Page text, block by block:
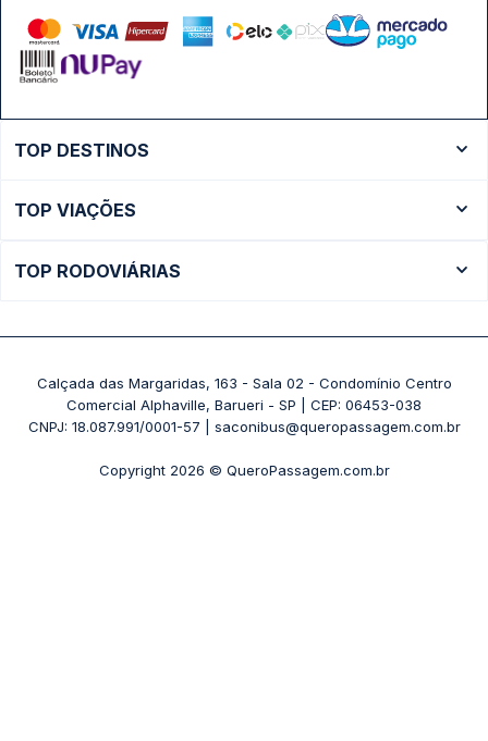
TOP DESTINOS
Ônibus São Paulo
TOP VIAÇÕES
Passagens Pássaro Marron
+ Viações
TOP RODOVIÁRIAS
Rodoviária Belo Horizonte - Gov. Israel Pinheiro (Tergip)
Rodoviária Curitiba
+ Rodoviárias
Calçada das Margaridas, 163 - Sala 02 - Condomínio Centro
Comercial Alphaville, Barueri - SP | CEP: 06453-038
CNPJ: 18.087.991/0001-57 | saconibus@queropassagem.com.br
Copyright 2026 © QueroPassagem.com.br